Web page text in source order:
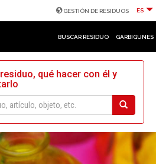
GESTIÓN DE RESIDUOS ES
BUSCAR RESIDUO GARBIGUNES
qué hacer con él y